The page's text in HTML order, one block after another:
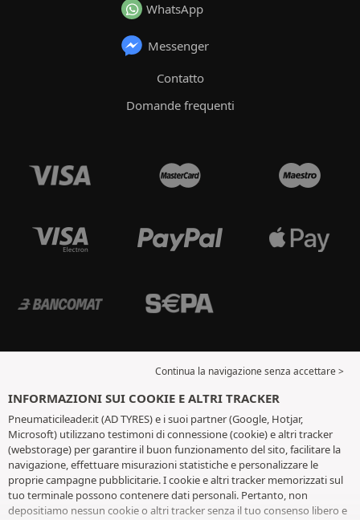
WhatsApp
Messenger
Contatto
Domande frequenti
Continua la navigazione senza accettare >
INFORMAZIONI SUI COOKIE E ALTRI TRACKER
Pneumaticileader.it (AD TYRES) e i suoi partner (Google, Hotjar,
Microsoft) utilizzano testimoni di connessione (cookie) e altri tracker
(webstorage) per garantire il buon funzionamento del sito, facilitare la
navigazione, effettuare misurazioni statistiche e personalizzare le
proprie campagne pubblicitarie. I cookie e altri tracker memorizzati sul
tuo terminale possono contenere dati personali. Pertanto, non
depositiamo nessun cookie o altri tracker senza il tuo consenso libero e